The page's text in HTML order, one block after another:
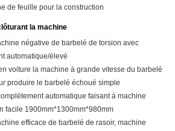
de feuille pour la construction
la machine
négative de barbelé de torsion avec
automatique/élevé
voiture la machine à grande vitesse du barbelé
produire le barbelé échoué simple
automatique faisant à machine
facile 1900mm*1300mm*980mm
efficace de barbelé de rasoir, machine